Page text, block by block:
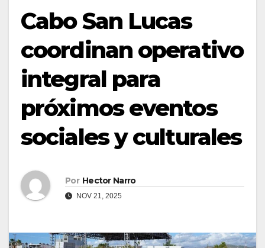
Cabo San Lucas
coordinan operativo
integral para
próximos eventos
sociales y culturales
Por Hector Narro
NOV 21, 2025